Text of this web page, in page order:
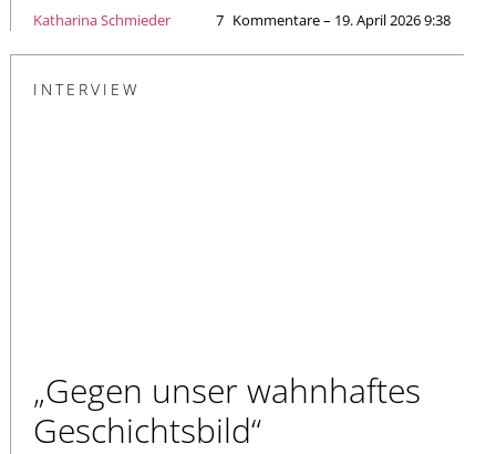
Katharina Schmieder 7 Kommentare – 19. April 2026 9:38
INTERVIEW
„Gegen unser wahnhaftes
Geschichtsbild“